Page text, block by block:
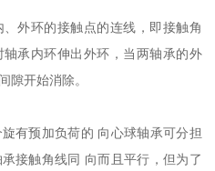
外环的接触点的连线，即接触角
承内环伸出外环，当两轴承的外
隙开始消除。
有预加负荷的 向心球轴承可分担
接触角线同 向而且平行，但为了